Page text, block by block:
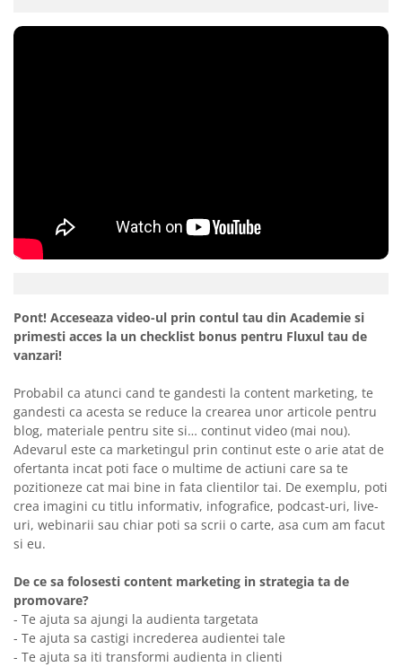
Pont! Acceseaza video-ul prin contul tau din Academie si
primesti acces la un checklist bonus pentru Fluxul tau de
vanzari!
Probabil ca atunci cand te gandesti la content marketing, te
gandesti ca acesta se reduce la crearea unor articole pentru
blog, materiale pentru site si… continut video (mai nou).
Adevarul este ca marketingul prin continut este o arie atat de
ofertanta incat poti face o multime de actiuni care sa te
pozitioneze cat mai bine in fata clientilor tai. De exemplu, poti
crea imagini cu titlu informativ, infografice, podcast-uri, live-
uri, webinarii sau chiar poti sa scrii o carte, asa cum am facut
si eu.
De ce sa folosesti content marketing in strategia ta de
promovare?
- Te ajuta sa ajungi la audienta targetata
- Te ajuta sa castigi increderea audientei tale
- Te ajuta sa iti transformi audienta in clienti